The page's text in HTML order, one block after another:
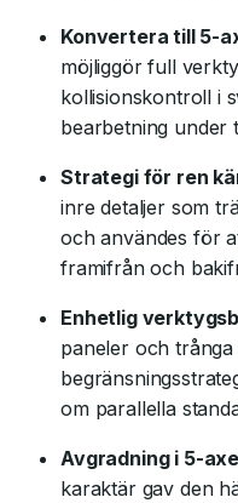
Konvertera till 5-
möjliggör full
kollisionskontroll i
bearbetning under
Strategi för ren
inre detaljer som
och användes för
framifrån och
Enhetlig
paneler och
om parallella
Avgradning i 5-
karaktär gav den